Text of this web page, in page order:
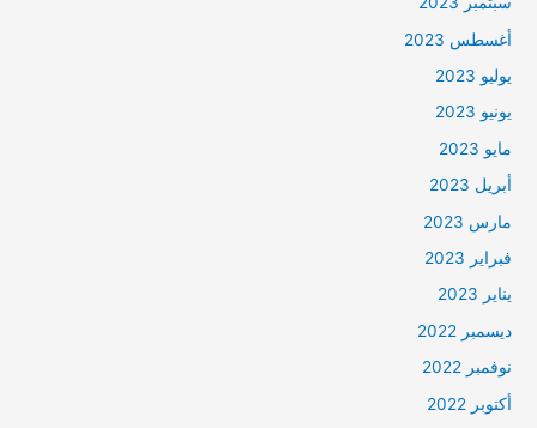
أغسطس 2023
يوليو 2023
يونيو 2023
مايو 2023
أبريل 2023
مارس 2023
فبراير 2023
يناير 2023
ديسمبر 2022
نوفمبر 2022
أكتوبر 2022